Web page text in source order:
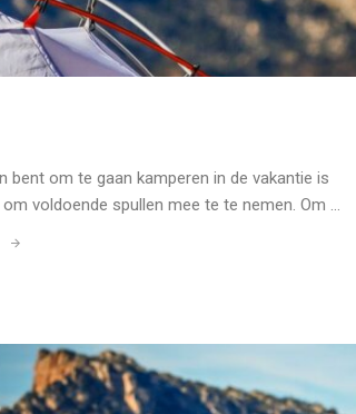
bent om te gaan kamperen in de vakantie is
voldoende spullen mee te te nemen. Om ...